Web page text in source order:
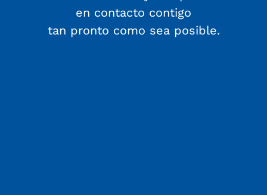
en contacto contigo
tan pronto como sea posible.